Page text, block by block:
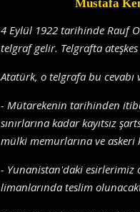
Mustafa
4 Eylül 1922 tarihinde Rauf
telgraf gelir. Telgrafta
Atatürk, o telgrafa bu
- Mütarekenin tarihinden
sınırlarına kadar kayıtsız
mülki memurlarına ve
- Yunanistan'daki esirlerimiz
limanlarında teslim